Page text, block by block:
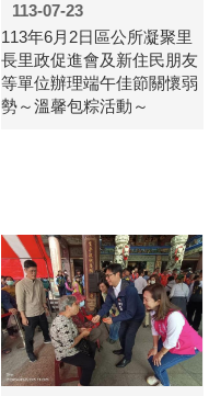
113-07-23
113年6月2日區公所凝聚里
長里政促進會及新住民朋友
等單位辦理端午佳節關懷弱
勢～溫馨包粽活動～